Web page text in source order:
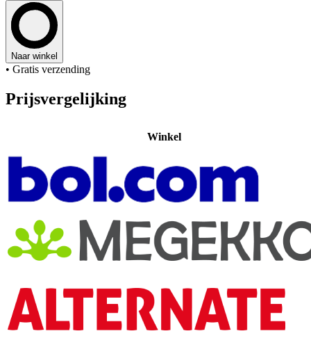
Naar winkel
• Gratis verzending
Prijsvergelijking
Winkel